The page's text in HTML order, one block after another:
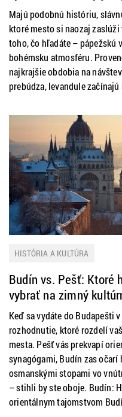
Majú podobnú históriu,
ktoré mesto si naozaj
toho, čo hľadáte – pápežskú
bohémsku atmosféru.
najkrajšie obdobia na
prebúdza, levandule
HISTÓRIA A KULTÚRA
Budín vs. Pešť: Ktoré
vybrať na zimný
Keď sa vydáte do Budapešti
rozhodnutie, ktoré rozdelí
mesta. Pešť vás prekvapí
synagógami, Budín zas
osmanskými stopami vo
– stihli by ste oboje. Budín:
orientálnym tajomstvom